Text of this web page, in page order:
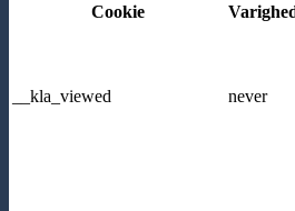
Cookie
__kla_viewed never